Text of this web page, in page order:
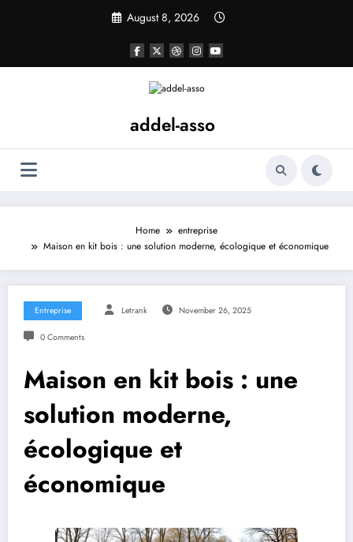
August 8, 2026
addel-asso
Home
entreprise
Maison en kit bois : une solution moderne, écologique et économique
Entreprise Letrank November 26, 2025
0 Comments
Maison en kit bois : une
solution moderne,
écologique et
économique